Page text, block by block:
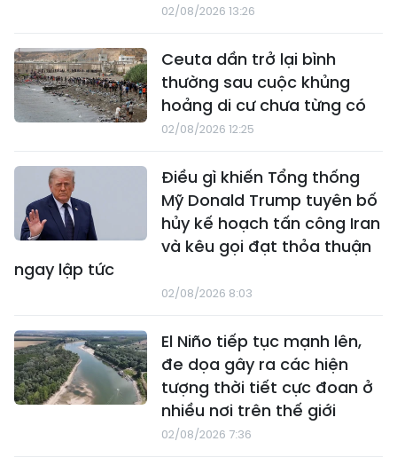
02/08/2026 13:26
Ceuta dần trở lại bình
thường sau cuộc khủng
hoảng di cư chưa từng có
02/08/2026 12:25
Điều gì khiến Tổng thống
Mỹ Donald Trump tuyên bố
hủy kế hoạch tấn công Iran
và kêu gọi đạt thỏa thuận
ngay lập tức
02/08/2026 8:03
El Niño tiếp tục mạnh lên,
đe dọa gây ra các hiện
tượng thời tiết cực đoan ở
nhiều nơi trên thế giới
02/08/2026 7:36